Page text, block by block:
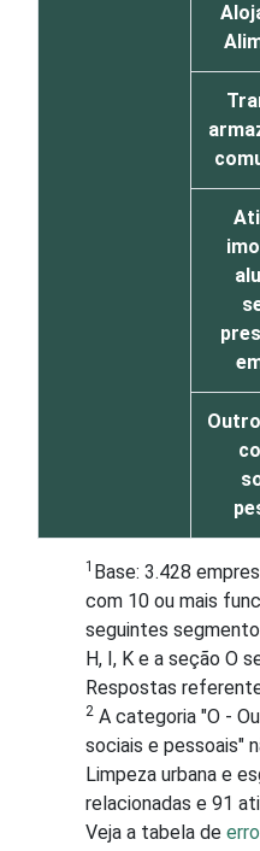
1 Base: 3.428
com 10 ou mais
seguintes
H, I, K e a seção O
Respostas
2 A categoria "O -
sociais e pessoais"
Limpeza urbana e
relacionadas e 91
Veja a tabela de